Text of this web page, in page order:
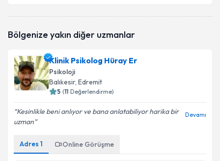
talebi oluşturun. Size bu uzmandan randevu almanız
bilgilendireceğiz.
E-posta Adresiniz
kapsamda işlenmesini kabul ediyorum.
Bölgenize yakın diğer uzmanlar
Klinik Psikolog Hüray Er
Psikoloji
Balıkesir, Edremit
5 (11 Değerlendirme)
Kesinlikle beni anlıyor ve bana anlatabiliyor harika bir
uzman
Devamı
Adres 1 Online Görüşme